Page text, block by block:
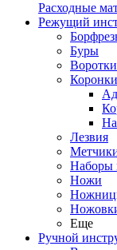
Расходные
Режущий
Буры
Лезвия
Наборы
Ножи
Еще
Ручной